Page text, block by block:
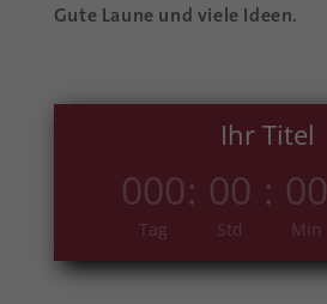
Gute Lau­ne und vie­le Ideen.
Ihr Titel
000
Tag
: 00
Std
: 00
Min